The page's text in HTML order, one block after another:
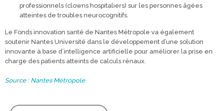
professionnels (clowns hospitaliers) sur les personnes âgées
atteintes de troubles neurocognitifs.
Le Fonds innovation santé de Nantes Métropole va également
soutenir Nantes Université dans le développement d’une solution
innovante à base d’intelligence artificielle pour améliorer la prise en
charge des patients atteints de calculs rénaux.
Source : Nantes Métropole